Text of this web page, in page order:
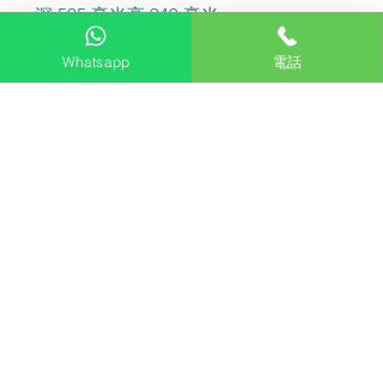
深 595 毫米高 940 毫米
標準洗衣容量為 7 公斤
最高脫水轉速為每分鐘 680 轉
Whatsapp 電話